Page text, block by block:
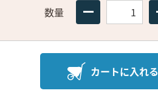
数量
カートに入れる